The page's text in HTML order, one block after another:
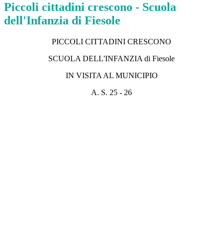
Piccoli cittadini crescono - Scuola
dell'Infanzia di Fiesole
PICCOLI CITTADINI CRESCONO
SCUOLA DELL'INFANZIA di Fiesole
IN VISITA AL MUNICIPIO
A. S. 25 - 26